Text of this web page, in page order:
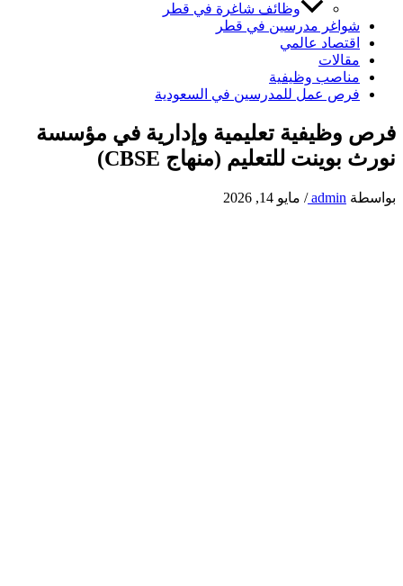
وظائف شاغرة في قطر
شواغر مدرسين في قطر
اقتصاد عالمي
مقالات
مناصب وظيفية
فرص عمل للمدرسين في السعودية
فرص وظيفية تعليمية وإدارية في مؤسسة
نورث بوينت للتعليم (منهاج CBSE)
بواسطة admin
/ مايو 14, 2026